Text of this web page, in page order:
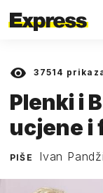
37514
Plenki i
ucjene i
PIŠE Ivan